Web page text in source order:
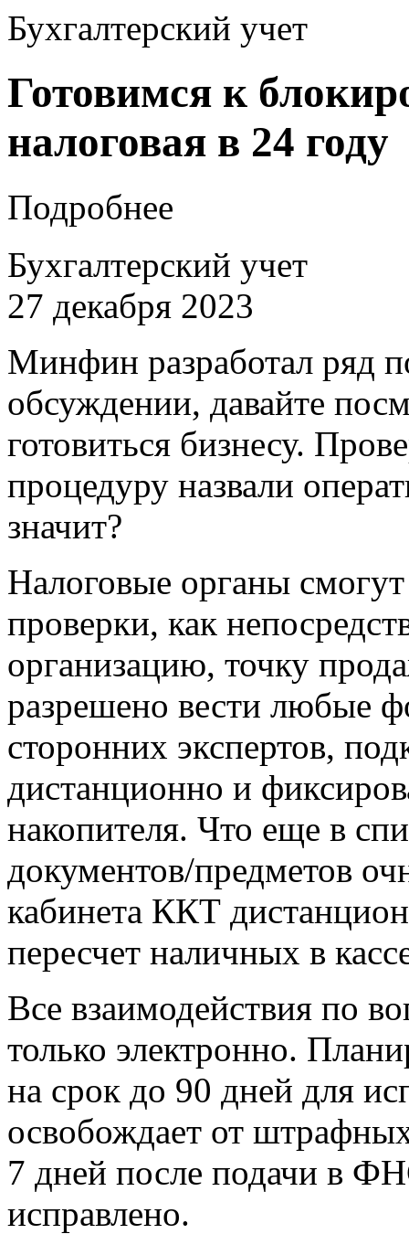
Бухгалтерский учет
Готовимся к
налоговая в 24 году
Подробнее
Бухгалтерский учет
27 декабря 2023
Минфин разработал ряд
обсуждении, давайте
готовиться бизнесу.
процедуру назвали
значит?
Налоговые органы
проверки, как
организацию, точку
разрешено вести любые
сторонних экспертов,
дистанционно и
накопителя. Что еще в
документов/предметов
кабинета ККТ
пересчет наличных в
Все взаимодействия по
только электронно.
на срок до 90 дней для
освобождает от
7 дней после подачи в
исправлено.